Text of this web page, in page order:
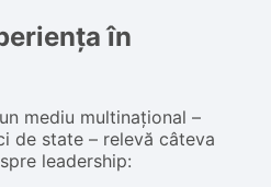
în
mediu multinațional –
de state – relevă câteva
leadership: